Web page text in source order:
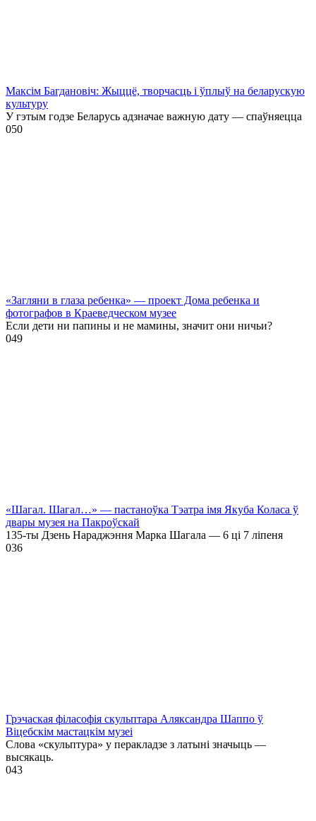
Максім Багдановіч: Жыццё, творчасць і ўплыў на беларускую
культуру
У гэтым годзе Беларусь адзначае важную дату — спаўняецца
050
«Загляни в глаза ребенка» — проект Дома ребенка и
фотографов в Краеведческом музее
Если дети ни папины и не мамины, значит они ничьи?
049
«Шагал. Шагал…» — пастаноўка Тэатра імя Якуба Коласа ў
двары музея на Пакроўскай
135-ты Дзень Нараджэння Марка Шагала — 6 ці 7 ліпеня
036
Грэчаская філасофія скульптара Аляксандра Шаппо ў
Віцебскім мастацкім музеі
Слова «скульптура» у перакладзе з латыні значыць —
высякаць.
043